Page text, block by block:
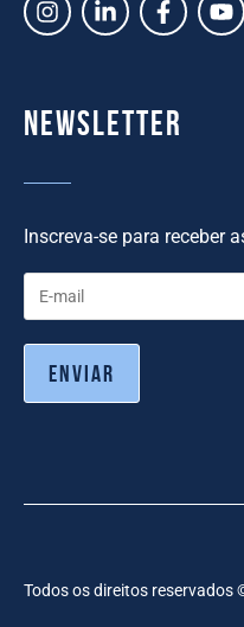
Newsletter
Inscreva-se para receber
Todos os direitos reservados